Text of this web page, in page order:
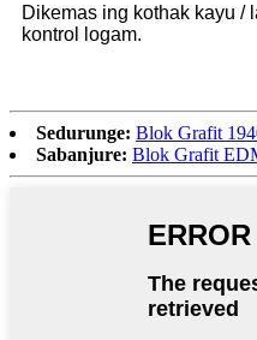
Dikemas ing kothak kayu /
kontrol logam.
Sedurunge: Blok Grafit
Sabanjure: Blok Grafit